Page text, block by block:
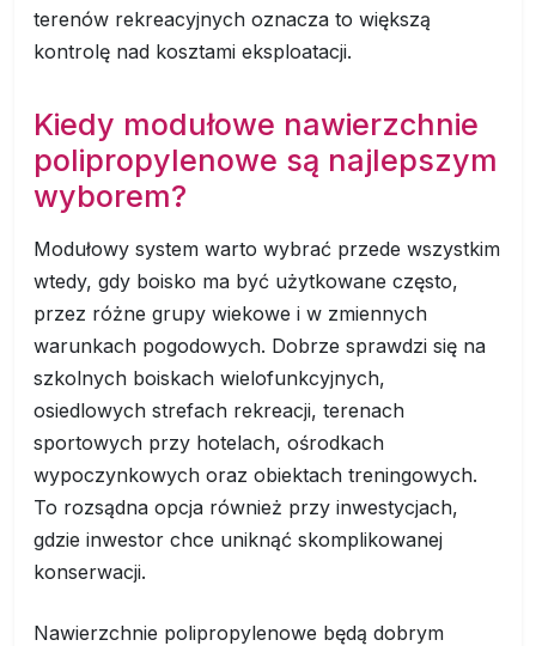
terenów rekreacyjnych oznacza to większą
kontrolę nad kosztami eksploatacji.
Kiedy modułowe nawierzchnie
polipropylenowe są najlepszym
wyborem?
Modułowy system warto wybrać przede wszystkim
wtedy, gdy boisko ma być użytkowane często,
przez różne grupy wiekowe i w zmiennych
warunkach pogodowych. Dobrze sprawdzi się na
szkolnych boiskach wielofunkcyjnych,
osiedlowych strefach rekreacji, terenach
sportowych przy hotelach, ośrodkach
wypoczynkowych oraz obiektach treningowych.
To rozsądna opcja również przy inwestycjach,
gdzie inwestor chce uniknąć skomplikowanej
konserwacji.
Nawierzchnie polipropylenowe będą dobrym